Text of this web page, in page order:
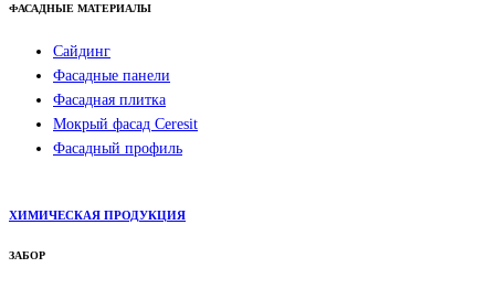
ФАСАДНЫЕ МАТЕРИАЛЫ
Сайдинг
Фасадные панели
Фасадная плитка
Мокрый фасад Ceresit
Фасадный профиль
ХИМИЧЕСКАЯ ПРОДУКЦИЯ
ЗАБОР